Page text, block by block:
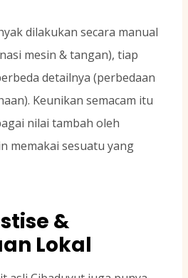
dilakukan secara manual
mesin & tangan), tiap
detailnya (perbedaan
Keunikan semacam itu
nilai tambah oleh
memakai sesuatu yang
&
Lokal